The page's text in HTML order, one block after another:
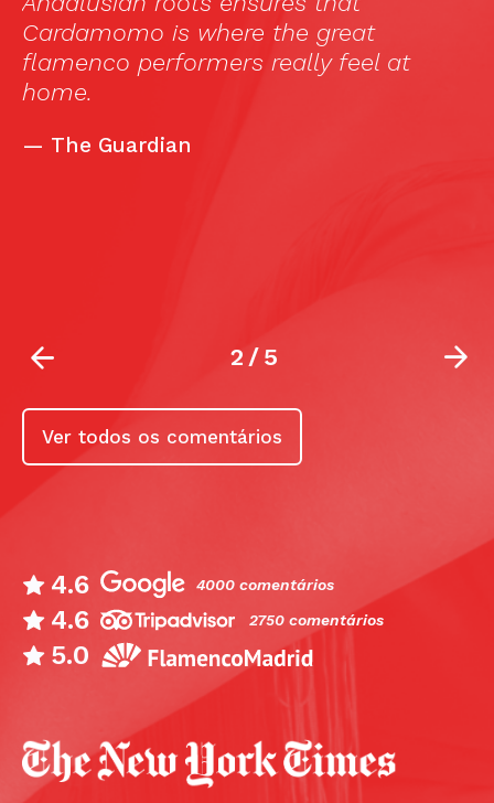
Cardamomo is where the great
flamenco performers really feel at
home.
— The Guardian
2/5
Ver todos os comentários
4.6 4000 comentários
4.6 2750 comentários
5.0